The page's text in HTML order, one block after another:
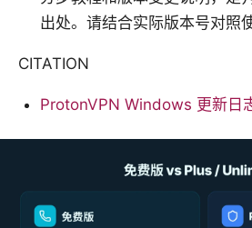
出处。请结合实际版本号对照
CITATION
ProtonVPN Windows 更新日